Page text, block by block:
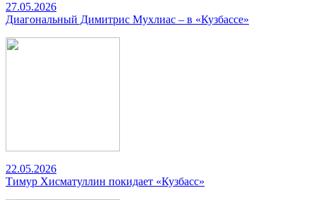
27.05.2026
Диагональный Димитрис Мухлиас – в «Кузбассе»
22.05.2026
Тимур Хисматуллин покидает «Кузбасс»